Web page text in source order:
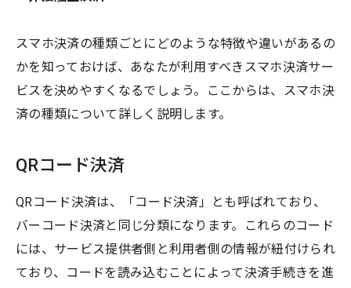
スマホ決済の種類ごとにどのような特徴や違いがあるの
かを知っておけば、あなたが利用すべきスマホ決済サー
ビスを決めやすくなるでしょう。ここからは、スマホ決
済の種類について詳しく説明します。
QRコード決済
QRコード決済は、「コード決済」とも呼ばれており、
バーコード決済と同じ分類になります。これらのコード
には、サービス提供者側と利用者側の情報が紐付けられ
ており、コードを読み込むことによって決済手続きを進